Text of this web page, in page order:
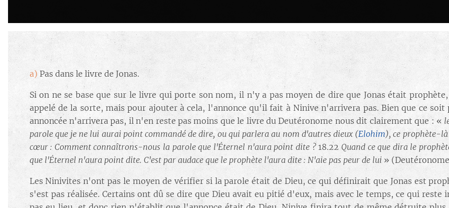
a)Pas dans le livre de Jonas.
Si on ne se base que sur le livre qui porte son nom, il n'y a pas moyen de dire que Jonas était
appelé de la sorte, mais pour ajouter à cela, l'annonce qu'il fait à Ninive n'arrivera pas. Bien que ce soit
annoncée n'arrivera pas, il n'en reste pas moins que le livre du Deutéronome nous dit clairement que : «
parole que je ne lui aurai point commandé de dire, ou qui parlera au nom d'autres dieux (Elohim), ce prophète-
cœur : Comment connaîtrons-nous la parole que l'Éternel n'aura point dite ?18.22Quand ce que dira le
que l'Éternel n'aura point dite. C'est par audace que le prophète l'aura dite : N'aie pas peur de lui »
Les Ninivites n'ont pas le moyen de vérifier si la parole était de Dieu, ce qui définirait que Jonas est
s'est pas réalisée. Certains ont dû se dire que Dieu avait eu pitié d'eux, mais avec le temps, ce qui